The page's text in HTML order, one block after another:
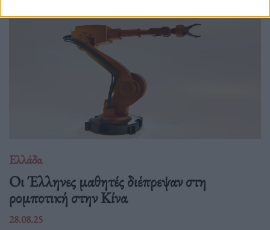
Ελλάδα
Οι Έλληνες μαθητές διέπρεψαν στη
ρομποτική στην Κίνα
28.08.25